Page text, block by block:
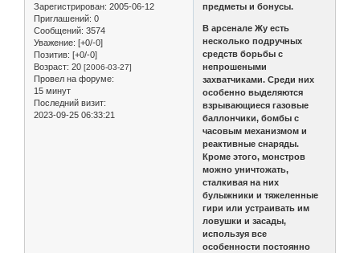
Зарегистрирован: 2005-06-12
Приглашений: 0
Сообщений: 3574
Уважение: [+0/-0]
Позитив: [+0/-0]
Возраст: 20 [2006-03-27]
Провел на форуме:
15 минут
Последний визит:
2023-09-25 06:33:21
предметы и бонусы.
В арсенале Жу есть
несколько подручных
средств борьбы с
непрошеными
захватчиками. Среди них
особенно выделяются
взрывающиеся газовые
баллончики, бомбы с
часовым механизмом и
реактивные снаряды.
Кроме этого, монстров
можно уничтожать,
сталкивая на них
булыжники и тяжеленные
гири или устраивать им
ловушки и засады,
используя все
особенности постоянно